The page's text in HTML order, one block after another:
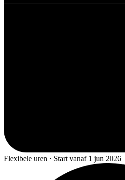
Flexibele uren · Start vanaf 1 jun 2026